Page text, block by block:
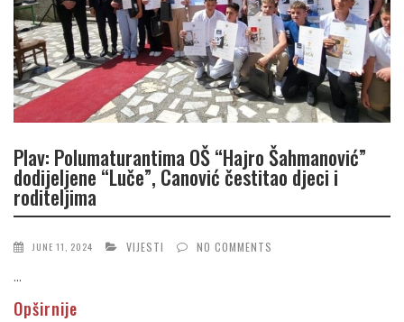
Plav: Polumaturantima OŠ “Hajro Šahmanović”
dodijeljene “Luče”, Canović čestitao djeci i
roditeljima
JUNE 11, 2024 VIJESTI NO COMMENTS
...
Opširnije